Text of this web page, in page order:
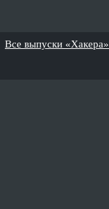
Все выпуски «Хакера»